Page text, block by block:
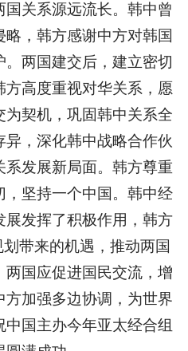
关系源远流长。韩中曾
，韩方感谢中方对韩国
两国建交后，建立密切
高度重视对华关系，愿
契机，巩固韩中关系全
，深化韩中战略合作伙
发展新局面。韩方尊重
，坚持一个中国。韩中经
展发挥了积极作用，韩方
带来的机遇，推动两国
国应促进国民交流，增
加强多边协调，为世界
国主办今年亚太经合组